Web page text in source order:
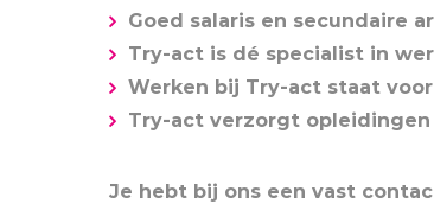
Goed salaris en secundaire
Try-act is dé specialist in
Werken bij Try-act staat
Try-act verzorgt opleidingen
Je hebt bij ons een vast